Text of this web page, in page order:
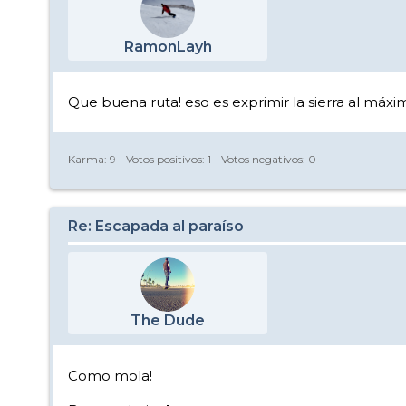
RamonLayh
Que buena ruta! eso es exprimir la sierra al
Karma: 9 - Votos positivos: 1 - Votos negativos: 0
Re: Escapada al paraíso
The Dude
Como mola!